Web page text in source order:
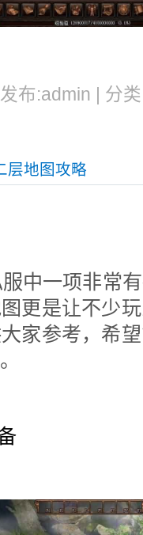
发布:admin | 分
层地图攻略
一项非常有
更是让不少
家参考，希